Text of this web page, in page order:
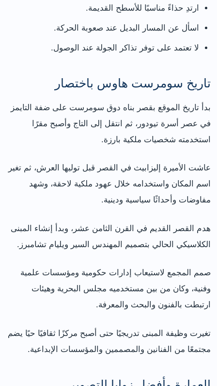
ارتدِ حذاءً مناسبًا للأسطح القديمة.
اسأل عن المسار البديل عند صعوبة الحركة.
لا تعتمد على توفر تذاكر الجولة عند الوصول.
تاريخ سومرست هاوس باختصار
بدأ تاريخ الموقع بقصر بناه دوق سومرست على ضفة التايمز
في عصر أسرة تيودور، ثم انتقل إلى التاج وأصبح مقرًا
استخدمته شخصيات ملكية بارزة.
عاشت الأميرة إليزابيث في القصر قبل توليها العرش، ثم تغير
اسم المكان واستخدامه خلال عهود ملكية لاحقة، وشهد
مفاوضات وأحداثًا سياسية ودينية.
هدم القصر القديم في القرن الثامن عشر، وبدأ إنشاء المبنى
الكلاسيكي الحالي بتصميم المهندس السير ويليام تشامبرز.
صمم المجمع لاستيعاب إدارات حكومية ومؤسسات علمية
وفنية، وكان من بين مستخدميه مجلس البحرية وهيئات
ارتبطت بالفنون والبحث والمعرفة.
تغيرت وظيفة المبنى تدريجيًا حتى أصبح مركزًا ثقافيًا حيًا يضم
مجتمعًا من الفنانين والمصممين والمؤسسات الإبداعية.